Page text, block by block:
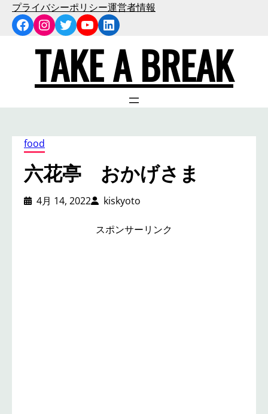
プライバシーポリシー運営者情報
Facebook
Instagram
Twitter
YouTube
LinkedIn
TAKE A BREAK
food
六花亭 おかげさま
4月 14, 2022 kiskyoto
スポンサーリンク